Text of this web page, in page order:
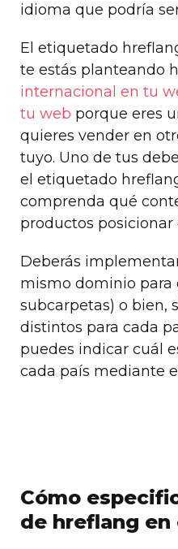
idioma que podría
El etiquetado
te estás planteando
internacional en tu
tu web porque eres
quieres vender en
tuyo. Uno de tus
el etiquetado
comprenda qué
productos posicionar
Deberás
mismo dominio para
subcarpetas) o bien,
distintos para cada
puedes indicar cuál
cada país mediante
Cómo
de hreflang